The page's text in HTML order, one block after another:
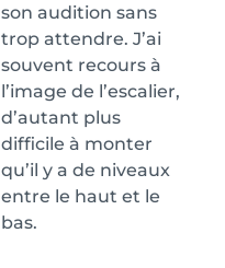
son audition sans
trop attendre. J’ai
souvent recours à
l’image de l’escalier,
d’autant plus
difficile à monter
qu’il y a de niveaux
entre le haut et le
bas.